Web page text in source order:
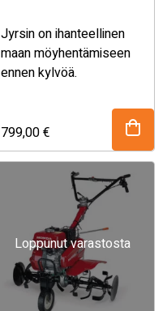
Jyrsin on ihanteellinen
maan möyhentämiseen
ennen kylvöä.
799,00€
Loppunut varastosta